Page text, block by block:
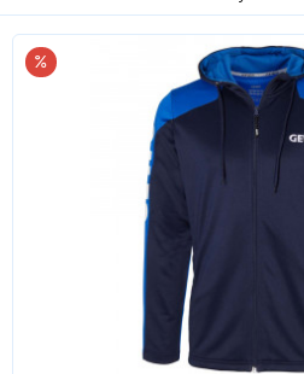
Дилеры
Контакты